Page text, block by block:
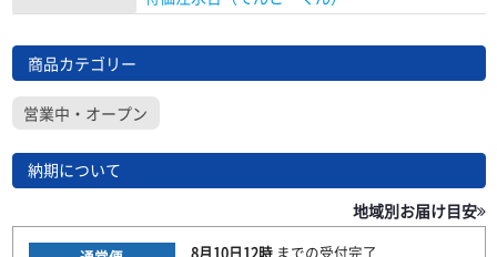
商品カテゴリー
営業中・オープン
納期について
地域別お届け目安
8月10日12時までの受付完了